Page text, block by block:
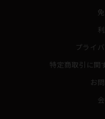
プライ
特定商取引に関
お